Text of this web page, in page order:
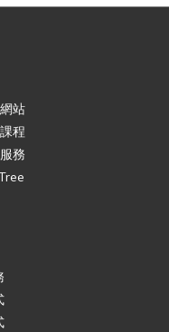
站
程
務